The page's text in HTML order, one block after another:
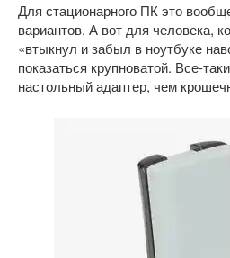
Для стационарного ПК это
вариантов. А вот для человека,
«втыкнул и забыл в ноутбуке
показаться крупноватой. Все-
настольный адаптер, чем